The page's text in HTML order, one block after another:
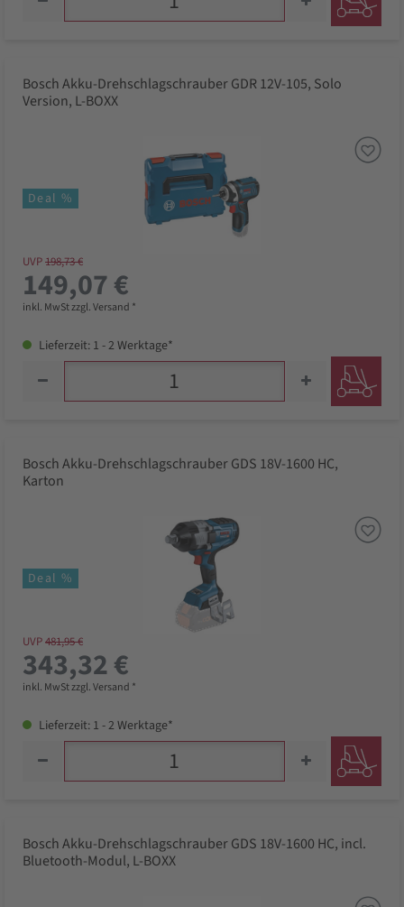
Bosch Akku-Drehschlagschrauber GDR 12V-105, Solo
Version, L-BOXX
Deal %
UVP198,73 €
149,07 €
inkl. MwSt zzgl. Versand *
Lieferzeit: 1 - 2 Werktage*
Bosch Akku-Drehschlagschrauber GDS 18V-1600 HC,
Karton
Deal %
UVP481,95 €
343,32 €
inkl. MwSt zzgl. Versand *
Lieferzeit: 1 - 2 Werktage*
Bosch Akku-Drehschlagschrauber GDS 18V-1600 HC, incl.
Bluetooth-Modul, L-BOXX